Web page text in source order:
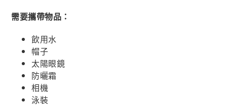
需要攜帶物品：
飲用水
帽子
太陽眼鏡
防曬霜
相機
泳裝